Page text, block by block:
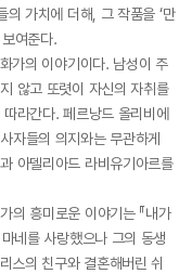
가치에 더해, 그 작품을 ‘만
보여준다.
가의 이야기이다. 남성이 주
않고 또렷이 자신의 자취를
라간다. 페르낭드 올리비에
자들의 의지와는 무관하게
아델리아드 라비유기아르를
의 흥미로운 이야기는 『내가
네를 사랑했으나 그의 동생
스의 친구와 결혼해버린 쉬